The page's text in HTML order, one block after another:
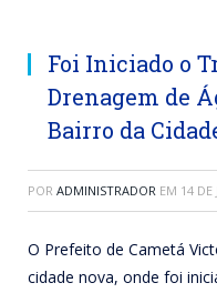
Foi Iniciado o
Drenagem de
Bairro da
POR ADMINISTRADOR EM 14 DE
O Prefeito de Cametá
cidade nova, onde foi